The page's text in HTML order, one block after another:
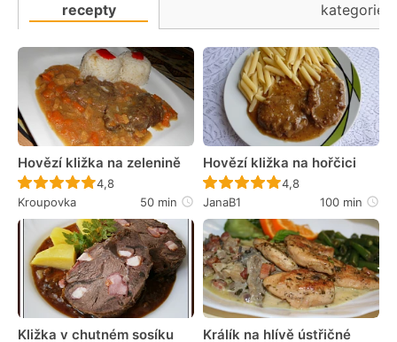
recepty
kategorie
Hovězí kližka na zelenině
Recept ještě nebyl hodnocen
4,8
Kroupovka
50 min
Hovězí kližka na hořčici
Recept ještě nebyl
4,8
JanaB1
100 min
Kližka v chutném sosíku Králík na hlívě ústřičné